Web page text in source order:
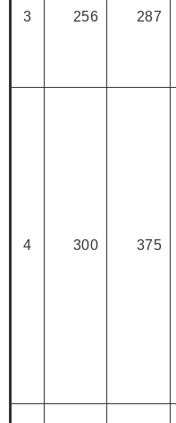
3 256 287
4 300 375